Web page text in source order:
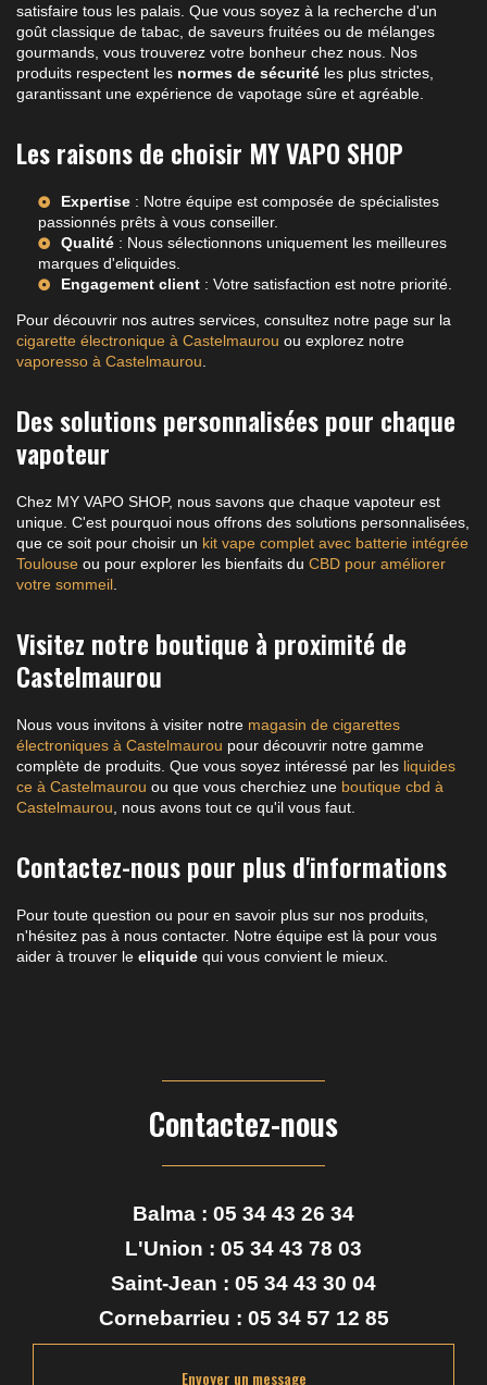
satisfaire tous les palais. Que vous soyez à la recherche d'un
goût classique de tabac, de saveurs fruitées ou de mélanges
gourmands, vous trouverez votre bonheur chez nous. Nos
produits respectent les normes de sécurité les plus strictes,
garantissant une expérience de vapotage sûre et agréable.
Les raisons de choisir MY VAPO SHOP
Expertise : Notre équipe est composée de spécialistes
passionnés prêts à vous conseiller.
Qualité : Nous sélectionnons uniquement les meilleures
marques d'eliquides.
Engagement client : Votre satisfaction est notre priorité.
Pour découvrir nos autres services, consultez notre page sur la
cigarette électronique à Castelmaurou ou explorez notre
vaporesso à Castelmaurou
Des solutions personnalisées pour chaque
vapoteur
Chez MY VAPO SHOP, nous savons que chaque vapoteur est
unique. C'est pourquoi nous offrons des solutions personnalisées,
que ce soit pour choisir un kit vape complet avec batterie intégrée
Toulouse ou pour explorer les bienfaits du CBD pour améliorer
votre sommeil
Visitez notre boutique à proximité de
Castelmaurou
Nous vous invitons à visiter notre magasin de cigarettes
électroniques à Castelmaurou pour découvrir notre gamme
complète de produits. Que vous soyez intéressé par les liquides
ce à Castelmaurou ou que vous cherchiez une boutique cbd à
Castelmaurou , nous avons tout ce qu'il vous faut.
Contactez-nous pour plus d'informations
Pour toute question ou pour en savoir plus sur nos produits,
n'hésitez pas à nous contacter. Notre équipe est là pour vous
aider à trouver le eliquide qui vous convient le mieux.
Contactez-nous
Balma : 05 34 43 26 34
L'Union : 05 34 43 78 03
Saint-Jean : 05 34 43 30 04
Cornebarrieu : 05 34 57 12 85
Envoyer un message